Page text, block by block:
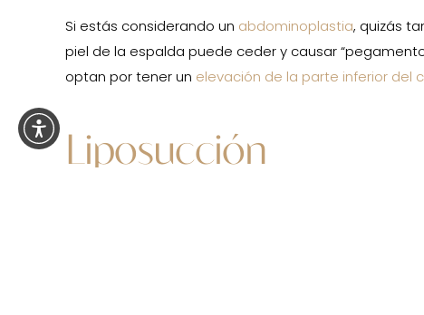
Si estás considerando un abdominoplastia, quizás
piel de la espalda puede ceder y causar
optan por tener un elevación de la parte inferior del
Liposucción